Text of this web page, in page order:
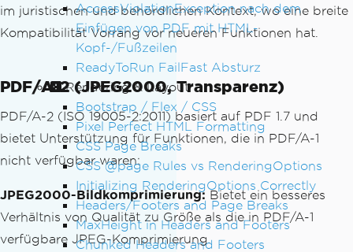
AccessViolationException nach dem
Einfügen von PDF mit HTML-
Kopf-/Fußzeilen
ReadyToRun FailFast Absturz
Rendering & Layout
Bootstrap / Flex / CSS
Pixel Perfect HTML Formatting
CSS Page Breaks
CSS @page Rules vs RenderingOptions
Initializing RenderingOptions Correctly
Headers/Footers and Page Breaks
MaxHeight in Headers and Footers
Chunked Headers and Footers
im juristischen und behördlichen Kontext, wo eine breite
Kompatibilität Vorrang vor neueren Funktionen hat.
PDF/A-2 (JPEG2000, Transparenz)
PDF/A-2 (ISO 19005-2:2011) basiert auf PDF 1.7 und
bietet Unterstützung für Funktionen, die in PDF/A-1
nicht verfügbar waren:
JPEG2000-Bildkomprimierung: Bietet ein besseres
Verhältnis von Qualität zu Größe als die in PDF/A-1
verfügbare JPEG-Komprimierung.